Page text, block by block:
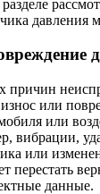
давления
износ или
или
вибрации,
или
перестать
данные.